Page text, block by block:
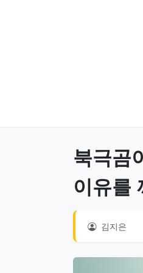
북극곰
이유를
김지은